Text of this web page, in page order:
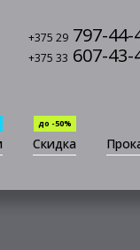
+375 29 797-44-
+375 33 607-43-
Скидка
до -50%